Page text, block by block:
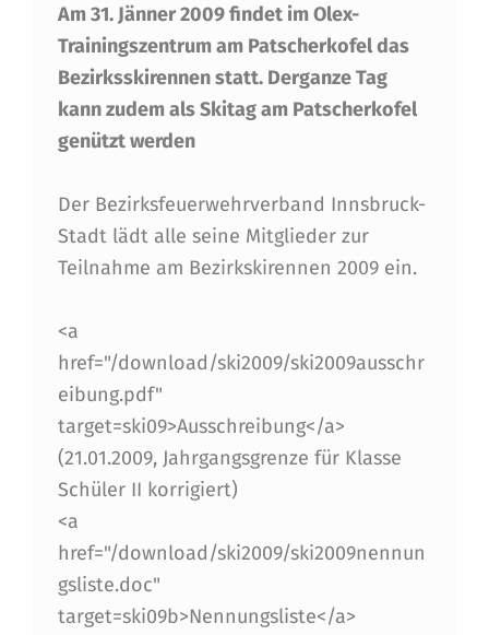
T
A
G
U
D
S
I
R
E
N
N
E
N
D
Am 31. Jänner 2009 findet im Olex-
Trainingszentrum am Patscherkofel das
Bezirksskirennen statt. Derganze Tag
kann zudem als Skitag am Patscherkofel
genützt werden
Der Bezirksfeuerwehrverband Innsbruck-
Stadt lädt alle seine Mitglieder zur
Teilnahme am Bezirkskirennen 2009 ein.
<a
href="/download/ski2009/ski2009ausschr
eibung.pdf"
target=ski09>Ausschreibung</a>
(21.01.2009, Jahrgangsgrenze für Klasse
Schüler II korrigiert)
<a
href="/download/ski2009/ski2009nennun
gsliste.doc"
target=ski09b>Nennungsliste</a>